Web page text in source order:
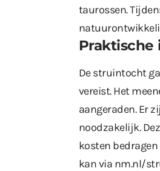
taurossen.
De struintocht
vereist. Het
aangeraden. Er
noodzakelijk.
kosten
kan via nm.nl/